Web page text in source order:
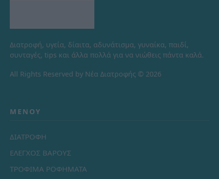
Διατροφή, υγεία, δίαιτα, αδυνάτισμα, γυναίκα, παιδί,
συνταγές, tips και άλλα πολλά για να νιώθεις πάντα καλά.
All Rights Reserved by Νέα Διατροφής © 2026
ΜΕΝΟΎ
ΔΙΑΤΡΟΦΗ
ΕΛΕΓΧΟΣ ΒΑΡΟΥΣ
ΤΡΟΦΙΜΑ ΡΟΦΗΜΑΤΑ